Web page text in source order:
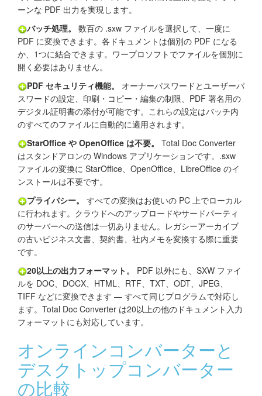
ーンな PDF 出力を実現します。
バッチ処理。
数百の .sxw ファイルを選択して、一度に
PDF に変換できます。各ドキュメントは個別の PDF になる
か、1つに結合できます。ワープロソフトでファイルを個別に
開く必要はありません。
PDF セキュリティ機能。
オーナーパスワードとユーザーパ
スワードの設定、印刷・コピー・編集の制限、PDF 署名用の
デジタル証明書の添付が可能です。これらの設定はバッチ内
のすべてのファイルに自動的に適用されます。
StarOffice や OpenOffice は不要。
Total Doc Converter
はスタンドアロンの Windows アプリケーションです。.sxw
ファイルの変換に StarOffice、OpenOffice、LibreOffice のイ
ンストールは不要です。
プライバシー。
すべての変換はお使いの PC 上でローカル
に行われます。クラウドへのアップロードやサードパーティ
のサーバーへの送信は一切ありません。レガシーアーカイブ
の古いビジネス文書、契約書、社内メモを変換する際に重要
です。
20以上の出力フォーマット。
PDF 以外にも、SXW ファイ
ルを DOC、DOCX、HTML、RTF、TXT、ODT、JPEG、
TIFF などに変換できます — すべて同じプログラムで対応し
ます。Total Doc Converter は20以上の他のドキュメント入力
フォーマットにも対応しています。
オンラインコンバーターと
デスクトップコンバーター
の比較